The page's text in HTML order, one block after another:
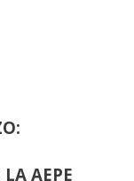
AEPE